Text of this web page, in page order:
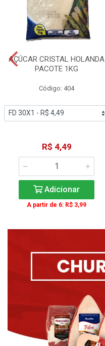
AÇÚCAR CRISTAL HOLANDA
PACOTE 1KG
Código: 404
R$ 4,49
Adicionar
A partir de 6: R$ 3,99